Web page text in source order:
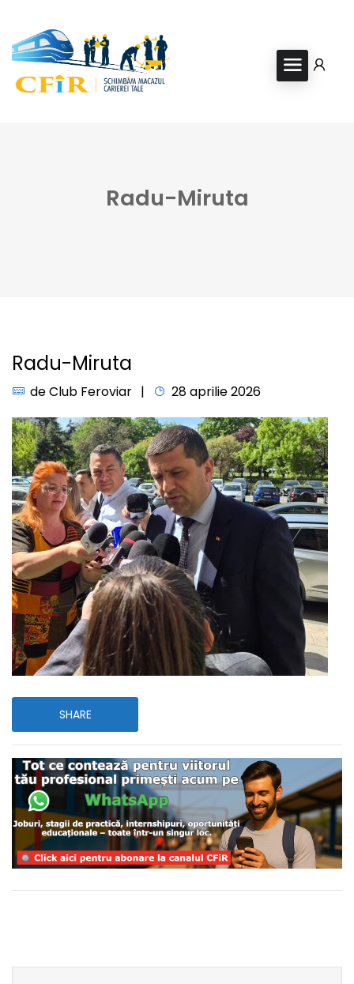
Radu-Miruta
Radu-Miruta
deClub Feroviar 28 aprilie 2026
SHARE